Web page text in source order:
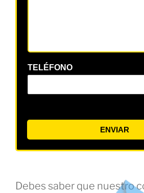
TELÉFONO
ENVIAR
Debes saber que nuestro